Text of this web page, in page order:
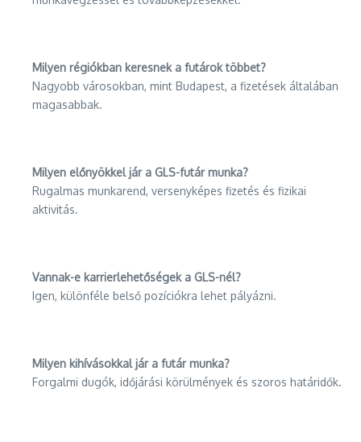
Milyen régiókban keresnek a futárok többet?
Nagyobb városokban, mint Budapest, a fizetések általában
magasabbak.
Milyen előnyökkel jár a GLS-futár munka?
Rugalmas munkarend, versenyképes fizetés és fizikai
aktivitás.
Vannak-e karrierlehetőségek a GLS-nél?
Igen, különféle belső pozíciókra lehet pályázni.
Milyen kihívásokkal jár a futár munka?
Forgalmi dugók, időjárási körülmények és szoros határidők.